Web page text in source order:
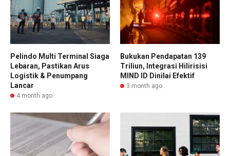
Pelindo Multi Terminal Siaga
Lebaran, Pastikan Arus
Logistik & Penumpang
Lancar
4 month ago
Bukukan Pendapatan 139
Triliun, Integrasi Hilirisisi
MIND ID Dinilai Efektif
3 month ago